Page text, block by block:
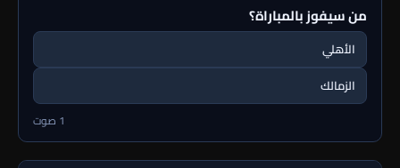
من سيفوز بالمباراة؟
الأهلي
الزمالك
1 صوت